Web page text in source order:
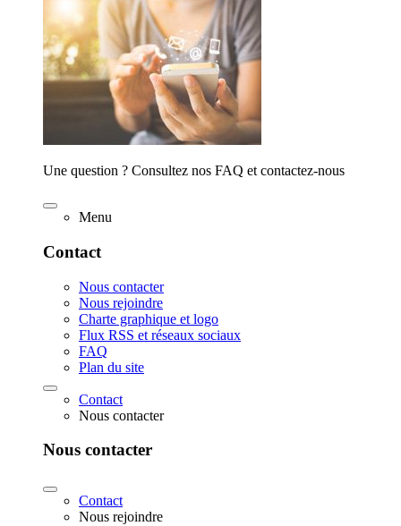
Une question ? Consultez nos FAQ et contactez-nous
Menu
Contact
Nous contacter
Nous rejoindre
Charte graphique et logo
Flux RSS et réseaux sociaux
FAQ
Plan du site
Contact
Nous contacter
Nous contacter
Contact
Nous rejoindre